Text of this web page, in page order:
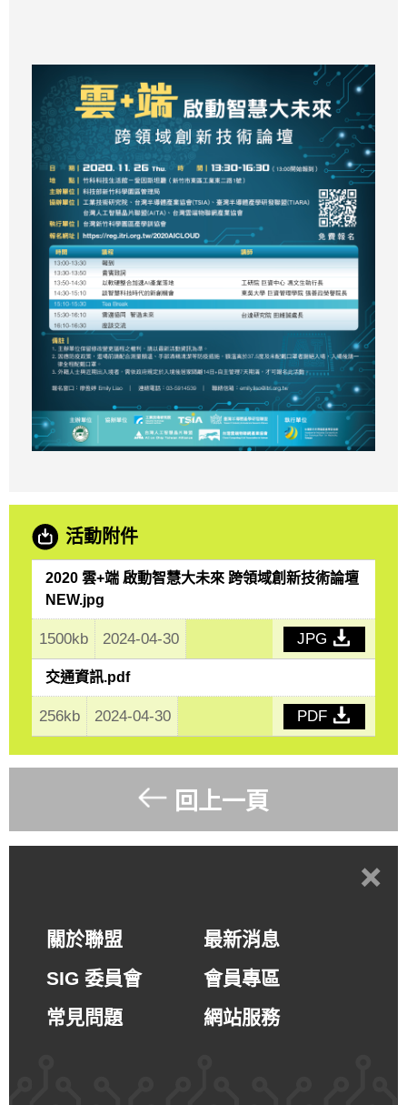
活動附件
2020 雲+端 啟動智慧大未來 跨領域創新技術論壇
NEW.jpg
1500kb 2024-04-30 JPG
交通資訊.pdf
256kb 2024-04-30 PDF
回上一頁
+
關於聯盟
最新消息
SIG 委員會
會員專區
常見問題
網站服務